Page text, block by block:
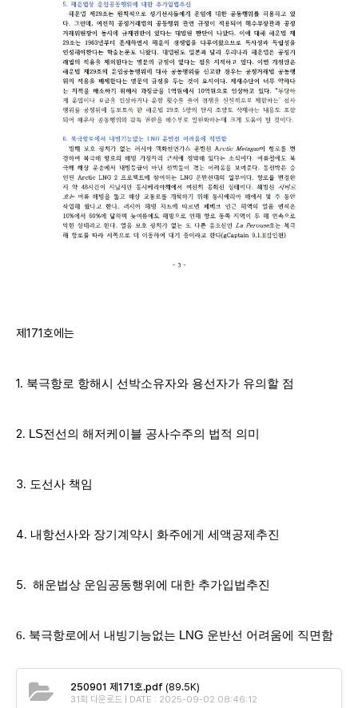
제171호에는
1. 북극항로 항해시 선박소유자와 용선자가 유의할 점
2. LS전선의 해저케이블 공사수주의 법적 의미
3. 도선사 책임
4. 내항선사와 장기계약시 화주에게 세액공제추진
5. 해운법상 운임공동행위에 대한 추가입법추진
6. 북극항로에서 내빙기능없는 LNG 운반선 어려움에 직면함
250901 제171호.pdf (89.5K)
31회 다운로드 | DATE : 2025-09-02 08:46:12